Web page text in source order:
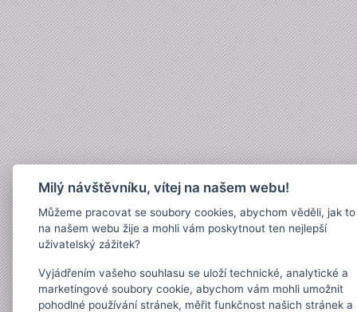
Milý návštěvníku, vítej na našem webu!
Můžeme pracovat se soubory cookies, abychom věděli, jak to
na našem webu žije a mohli vám poskytnout ten nejlepší
uživatelský zážitek?
Vyjádřením vašeho souhlasu se uloží technické, analytické a
marketingové soubory cookie, abychom vám mohli umožnit
pohodlné používání stránek, měřit funkčnost našich stránek a